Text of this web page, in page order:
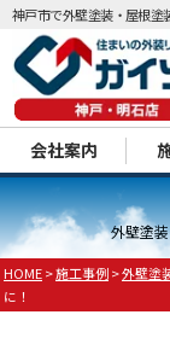
神戸市で外壁塗装・屋根塗
会社案内
外壁塗
HOME>施工事例>外壁塗
に！